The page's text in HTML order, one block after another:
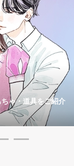
ゃ・道具をご紹介